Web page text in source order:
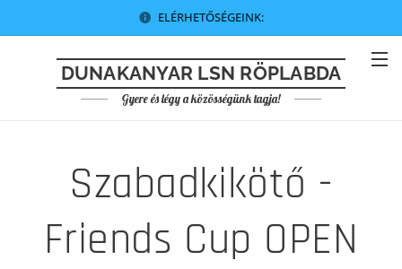
ELÉRHETŐSÉGEINK:
DUNAKANYAR LSN RÖPLABDA
Gyere és légy a közösségünk tagja!
Szabadkikötő -
Friends Cup OPEN